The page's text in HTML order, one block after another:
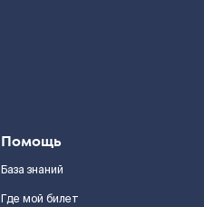
Помощь
База знаний
Где мой билет